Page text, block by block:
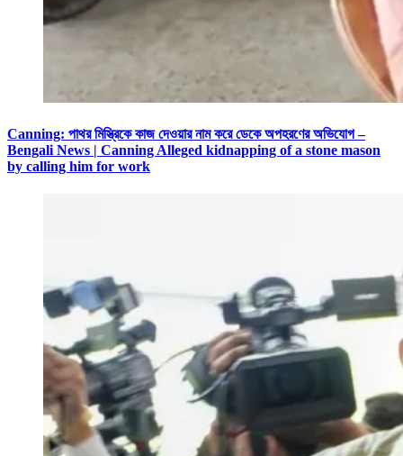
Canning: পাথর মিস্ত্রিকে কাজ দেওয়ার নাম করে ডেকে অপহরণের অভিযোগ –
Bengali News | Canning Alleged kidnapping of a stone mason
by calling him for work